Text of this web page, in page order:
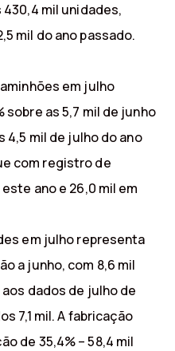
mil unidades,
mil do ano passado.
em julho
as 5,7 mil de junho
4,5 mil de julho do ano
com registro de
ano e 26,0 mil em
em julho representa
a junho, com 8,6 mil
dados de julho de
7,1 mil. A fabricação
de 35,4% – 58,4 mil